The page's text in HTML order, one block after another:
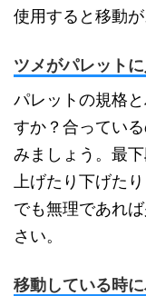
使用すると移動
ツメがパレット
パレットの規格
すか？合ってい
みましょう。最
上げたり下げた
でも無理であれ
さい。
移動している時